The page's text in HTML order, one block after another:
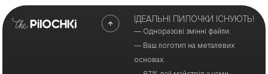
ІДЕАЛЬНІ ПИЛОЧКИ ІСНУЮТЬ!
— Одноразові змінні файли.
— Ваш логотип на металевих
основах.